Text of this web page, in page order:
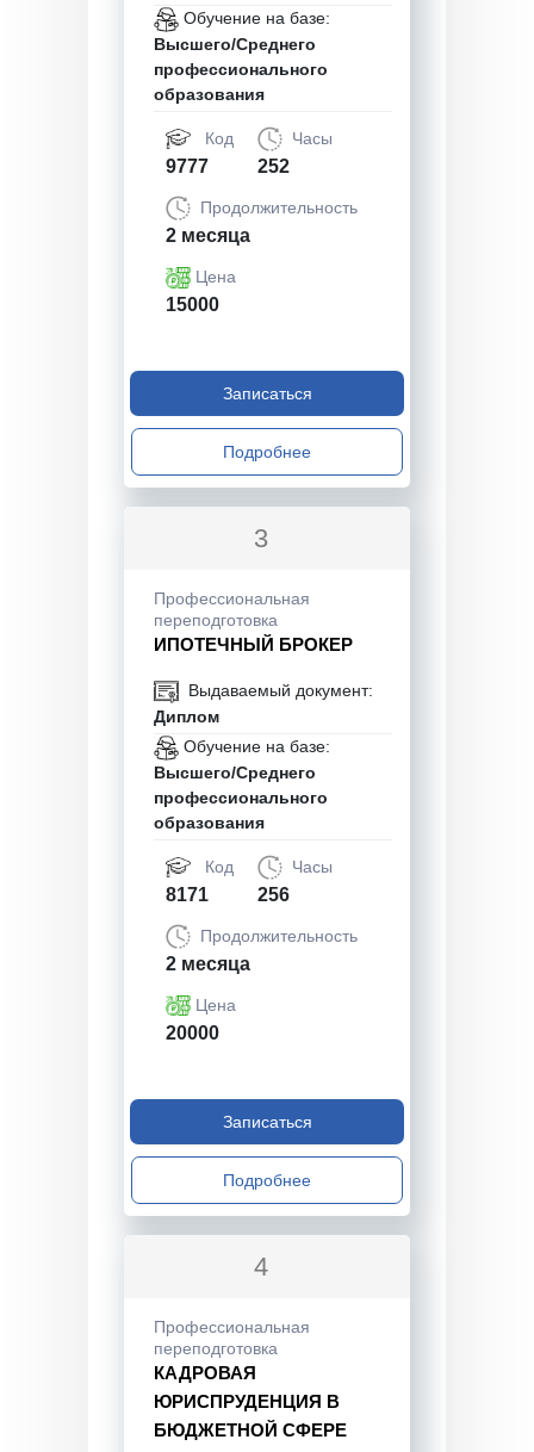
Обучение на базе:
Высшего/Среднего
профессионального
образования
Код
9777
Часы
252
Продолжительность
2 месяца
Цена
15000
Записаться
Подробнее
3
Профессиональная
переподготовка
ИПОТЕЧНЫЙ БРОКЕР
Выдаваемый документ:
Диплом
Обучение на базе:
Высшего/Среднего
профессионального
образования
Код
8171
Часы
256
Продолжительность
2 месяца
Цена
20000
Записаться
Подробнее
4
Профессиональная
переподготовка
КАДРОВАЯ
ЮРИСПРУДЕНЦИЯ В
БЮДЖЕТНОЙ СФЕРЕ